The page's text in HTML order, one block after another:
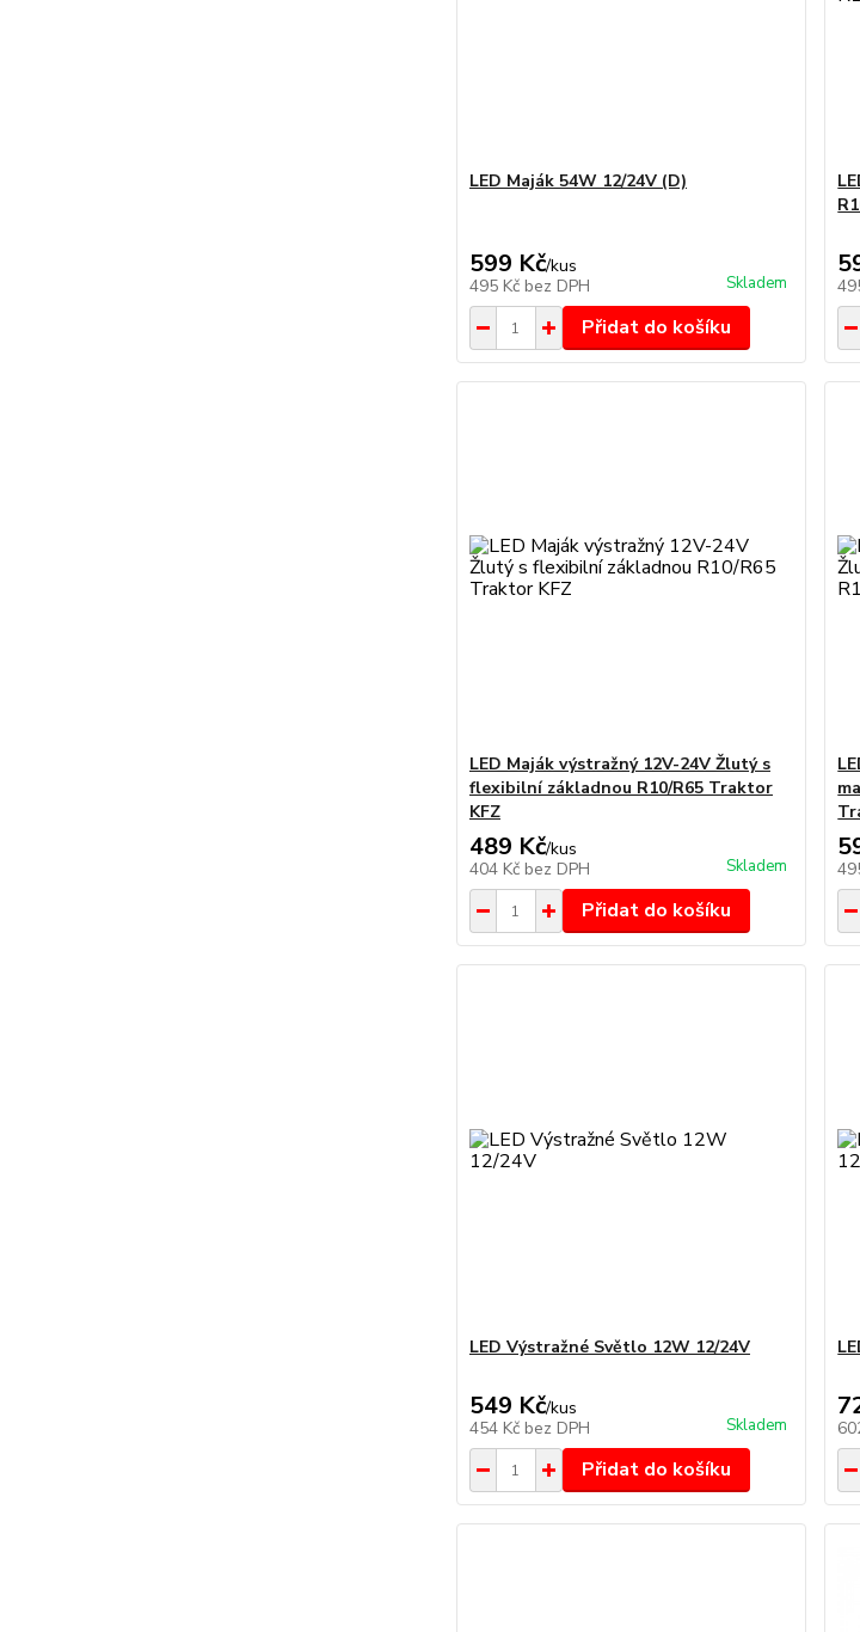
LED Maják 54W 12/24V (D)
599 Kč/kus
495 Kč bez DPH Skladem
Přidat do košíku
LED Maják výstražný 12V-24V Žlutý s
flexibilní základnou R10/R65 Traktor
KFZ
489 Kč/kus
404 Kč bez DPH Skladem
Přidat do košíku
LED Výstražné Světlo 12W 12/24V
549 Kč/kus
454 Kč bez DPH Skladem
Přidat do košíku